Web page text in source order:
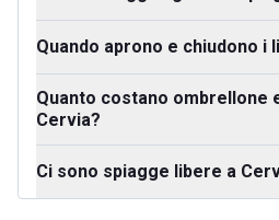
Quando aprono e chiudono i
Quanto costano ombrellone
Cervia?
Ci sono spiagge libere a